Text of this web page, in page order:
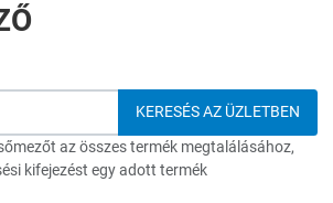
az összes termék megtalálásához,
kifejezést egy adott termék